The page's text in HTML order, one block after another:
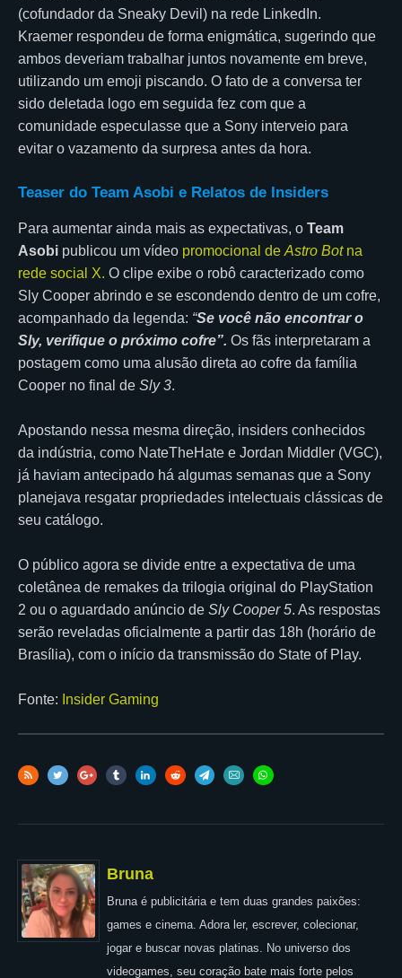
(cofundador da Sneaky Devil) na rede LinkedIn.
Kraemer respondeu de forma enigmática, sugerindo que
ambos deveriam trabalhar juntos novamente em breve,
utilizando um emoji piscando. O fato de a conversa ter
sido deletada logo em seguida fez com que a
comunidade especulasse que a Sony interveio para
evitar o vazamento da surpresa antes da hora.
Teaser do Team Asobi e Relatos de Insiders
Para aumentar ainda mais as expectativas, o Team
Asobi publicou um vídeo promocional de Astro Botna
rede social X. O clipe exibe o robô caracterizado como
Sly Cooper abrindo e se escondendo dentro de um cofre,
acompanhado da legenda: “Se você não encontrar o
Sly, verifique o próximo cofre”. Os fãs interpretaram a
postagem como uma alusão direta ao cofre da família
Cooper no final de Sly 3.
Apostando nessa mesma direção, insiders conhecidos
da indústria, como NateTheHate e Jordan Middler (VGC),
já haviam antecipado há algumas semanas que a Sony
planejava resgatar propriedades intelectuais clássicas de
seu catálogo.
O público agora se divide entre a expectativa de uma
coletânea de remakes da trilogia original do PlayStation
2 ou o aguardado anúncio de Sly Cooper 5. As respostas
serão reveladas oficialmente a partir das 18h (horário de
Brasília), com o início da transmissão do State of Play.
Fonte: Insider Gaming
Bruna
Bruna é publicitária e tem duas grandes paixões:
games e cinema. Adora ler, escrever, colecionar,
jogar e buscar novas platinas. No universo dos
videogames, seu coração bate mais forte pelos